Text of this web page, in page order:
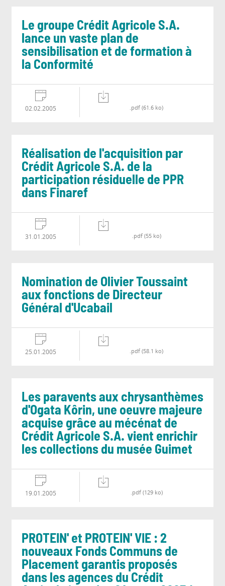
Le groupe Crédit Agricole S.A.
lance un vaste plan de
sensibilisation et de formation à
la Conformité
02.02.2005 .pdf (61.6 ko)
Réalisation de l'acquisition par
Crédit Agricole S.A. de la
participation résiduelle de PPR
dans Finaref
31.01.2005 .pdf (55 ko)
Nomination de Olivier Toussaint
aux fonctions de Directeur
Général d'Ucabail
25.01.2005 .pdf (58.1 ko)
Les paravents aux chrysanthèmes
d'Ogata Kôrin, une oeuvre majeure
acquise grâce au mécénat de
Crédit Agricole S.A. vient enrichir
les collections du musée Guimet
19.01.2005 .pdf (129 ko)
PROTEIN' et PROTEIN' VIE : 2
nouveaux Fonds Communs de
Placement garantis proposés
dans les agences du Crédit